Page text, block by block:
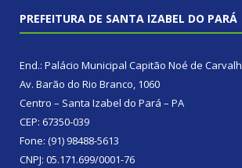
PREFEITURA DE SANTA IZABEL DO PARÁ
End.: Palácio Municipal Capitão Noé de
Av. Barão do Rio Branco, 1060
Centro – Santa Izabel do Pará – PA
CEP: 67350-039
Fone: (91) 98488-5613
CNPJ: 05.171.699/0001-76